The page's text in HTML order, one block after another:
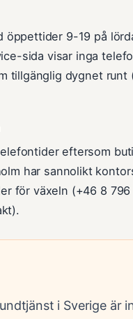
öppettider 9-19 på
sida visar inga
tillgänglig dygnet runt
eftersom
har sannolikt
för växeln (+46 8
i Sverige är